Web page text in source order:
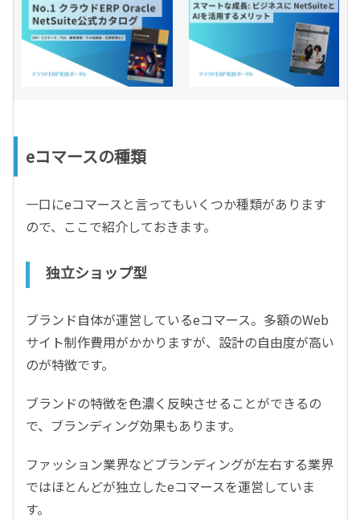
eコマースの種類
一口にeコマースと言ってもいくつか種類があります
ので、ここで紹介しておきます。
独立ショップ型
ブランド自体が運営しているeコマース。多額のWeb
サイト制作費用がかかりますが、設計の自由度が高い
のが特徴です。
ブランドの特徴を色濃く反映させることができるの
で、ブランディング効果もあります。
ファッション業界などブランディングが左右する業界
ではほとんどが独立したeコマースを運営していま
す。